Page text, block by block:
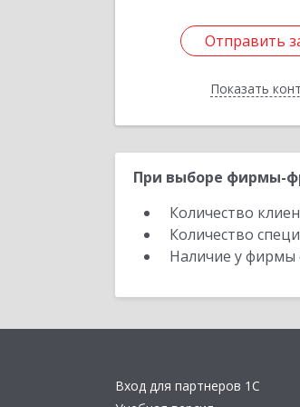
Отправить
Показать
Отправить
Назад
При выборе фирмы-
Количество
Количество
Наличие у фирмы
Вход для партнеров 1С